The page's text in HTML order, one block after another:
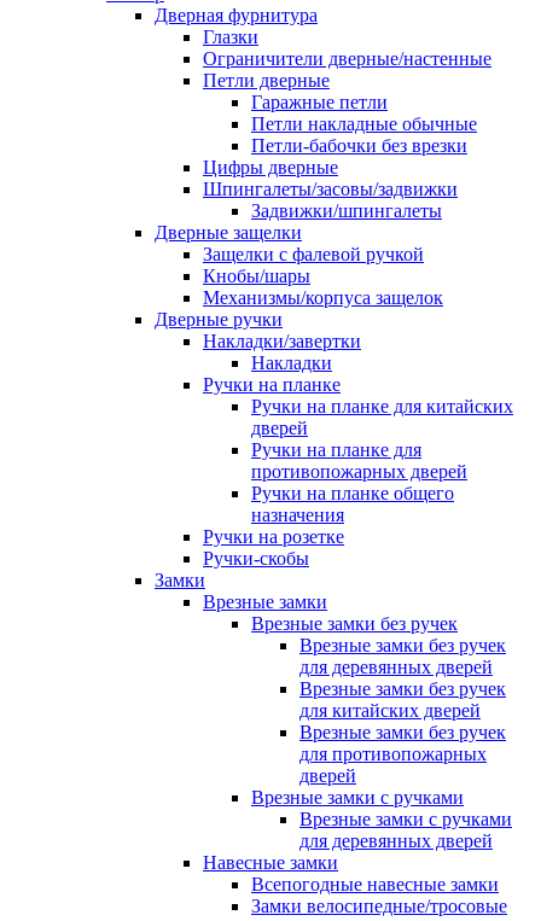
Дверная фурнитура
Глазки
Ограничители дверные/настенные
Петли дверные
Гаражные петли
Петли накладные обычные
Петли-бабочки без врезки
Цифры дверные
Шпингалеты/засовы/задвижки
Задвижки/шпингалеты
Дверные защелки
Защелки с фалевой ручкой
Кнобы/шары
Механизмы/корпуса защелок
Дверные ручки
Накладки/завертки
Накладки
Ручки на планке
Ручки на планке для китайских
дверей
Ручки на планке для
противопожарных дверей
Ручки на планке общего
назначения
Ручки на розетке
Ручки-скобы
Замки
Врезные замки
Врезные замки без ручек
Врезные замки без ручек
для деревянных дверей
Врезные замки без ручек
для китайских дверей
Врезные замки без ручек
для противопожарных
дверей
Врезные замки с ручками
Врезные замки с ручками
для деревянных дверей
Навесные замки
Всепогодные навесные замки
Замки велосипедные/тросовые